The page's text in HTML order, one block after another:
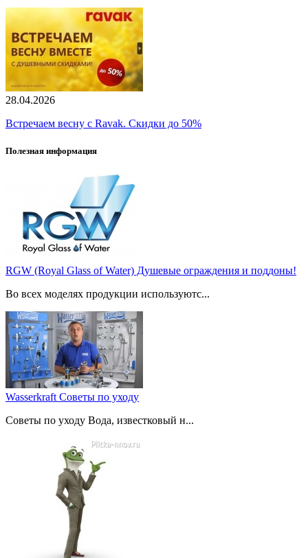
28.04.2026
Встречаем весну с Ravak. Скидки до 50%
Полезная информация
RGW (Royal Glass of Water) Душевые ограждения и поддоны!
Во всех моделях продукции используютс...
Wasserkraft Советы по уходу
Советы по уходу Вода, известковый н...